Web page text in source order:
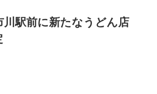
川駅前に新たなうどん店